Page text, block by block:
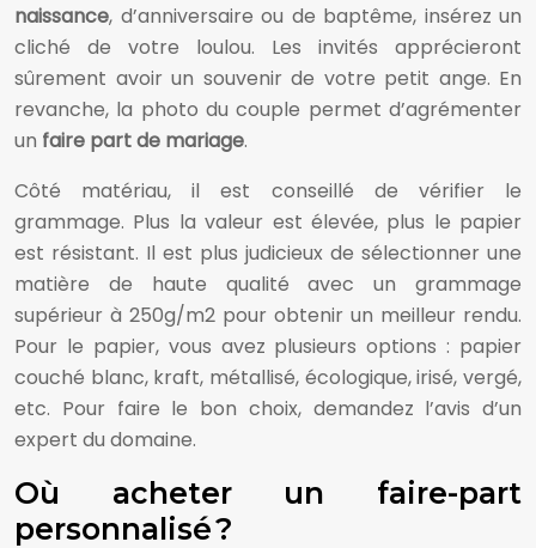
naissance, d’anniversaire ou de baptême, insérez un
cliché de votre loulou. Les invités apprécieront
sûrement avoir un souvenir de votre petit ange. En
revanche, la photo du couple permet d’agrémenter
un faire part de mariage.
Côté matériau, il est conseillé de vérifier le
grammage. Plus la valeur est élevée, plus le papier
est résistant. Il est plus judicieux de sélectionner une
matière de haute qualité avec un grammage
supérieur à 250g/m2 pour obtenir un meilleur rendu.
Pour le papier, vous avez plusieurs options : papier
couché blanc, kraft, métallisé, écologique, irisé, vergé,
etc. Pour faire le bon choix, demandez l’avis d’un
expert du domaine.
Où acheter un faire-part
personnalisé ?